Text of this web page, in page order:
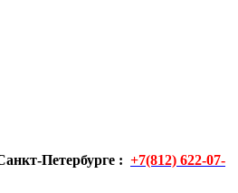
Петербурге : +7(812) 622-07-